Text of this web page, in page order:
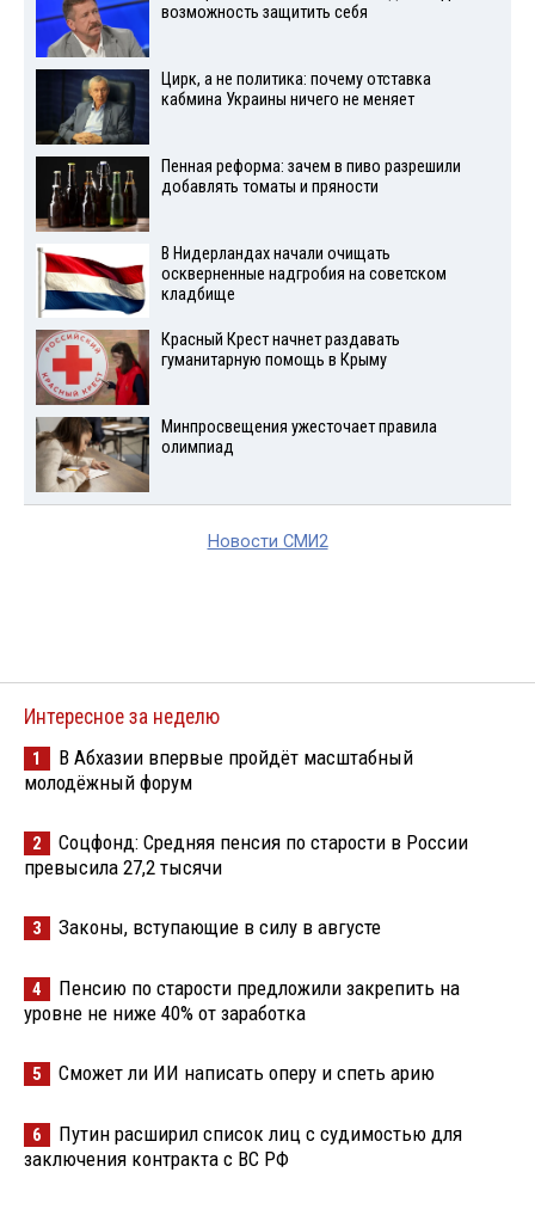
возможность защитить себя
Цирк, а не политика: почему отставка
кабмина Украины ничего не меняет
Пенная реформа: зачем в пиво разрешили
добавлять томаты и пряности
В Нидерландах начали очищать
оскверненные надгробия на советском
кладбище
Красный Крест начнет раздавать
гуманитарную помощь в Крыму
Минпросвещения ужесточает правила
олимпиад
Новости СМИ2
Интересное за неделю
1
В Абхазии впервые пройдёт масштабный
молодёжный форум
2
Соцфонд: Средняя пенсия по старости в России
превысила 27,2 тысячи
3 Законы, вступающие в силу в августе
4
Пенсию по старости предложили закрепить на
уровне не ниже 40% от заработка
5 Сможет ли ИИ написать оперу и спеть арию
6
Путин расширил список лиц с судимостью для
заключения контракта с ВС РФ